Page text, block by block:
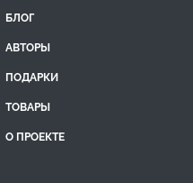
БЛОГ
АВТОРЫ
ПОДАРКИ
ТОВАРЫ
О ПРОЕКТЕ